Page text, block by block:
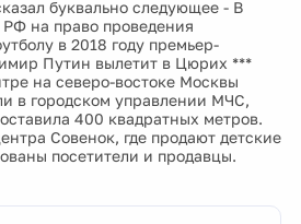
буквально следующее - В
на право проведения
в 2018 году премьер-
Путин вылетит в Цюрих ***
на северо-востоке Москвы
в городском управлении МЧС,
400 квадратных метров.
Совенок, где продают детские
посетители и продавцы.